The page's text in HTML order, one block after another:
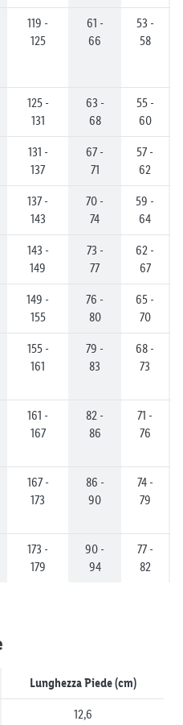
119 -
125
61 -
66
53 -
58
125 -
131
63 -
68
55 -
60
131 -
137
67 -
71
57 -
62
137 -
143
70 -
74
59 -
64
143 -
149
73 -
77
62 -
67
149 -
155
76 -
80
65 -
70
155 -
161
79 -
83
68 -
73
161 -
167
82 -
86
71 -
76
167 -
173
86 -
90
74 -
79
173 -
179
90 -
94
77 -
82
Lunghezza Piede (cm)
12,6